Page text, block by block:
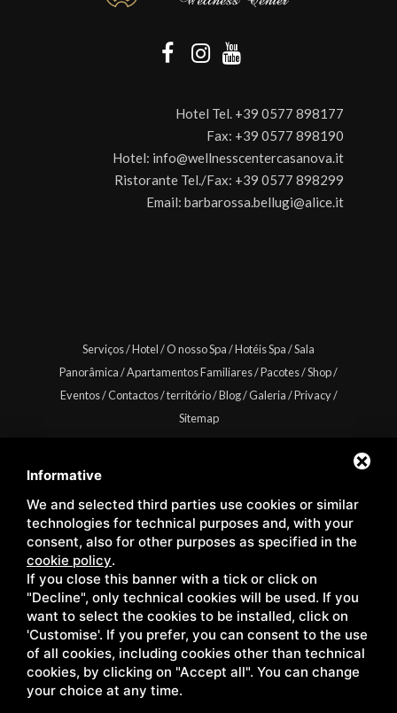
Informative
We and selected third parties use cookies or similar
technologies for technical purposes and, with your
consent, also for other purposes as specified in the
cookie policy.
If you close this banner with a tick or click on
"Decline", only technical cookies will be used. If you
want to select the cookies to be installed, click on
'Customise'. If you prefer, you can consent to the use
of all cookies, including cookies other than technical
cookies, by clicking on "Accept all". You can change
your choice at any time.
Hotel Tel. +39 0577 898177
Fax: +39 0577 898190
Hotel: info@wellnesscentercasanova.it
Ristorante Tel./Fax: +39 0577 898299
Email: barbarossa.bellugi@alice.it
Serviços/Hotel/O nosso Spa/Hotéis Spa/Sala
Panorâmica/Apartamentos Familiares/Pacotes/Shop/
Eventos/Contactos/território/Blog/Galeria/Privacy/
Sitemap
Copyright © Wellness Center Casanova s.r.l. | S.S. 146
Località Casanova 6/c | 53027 San Quirico D'Orcia (Siena) |